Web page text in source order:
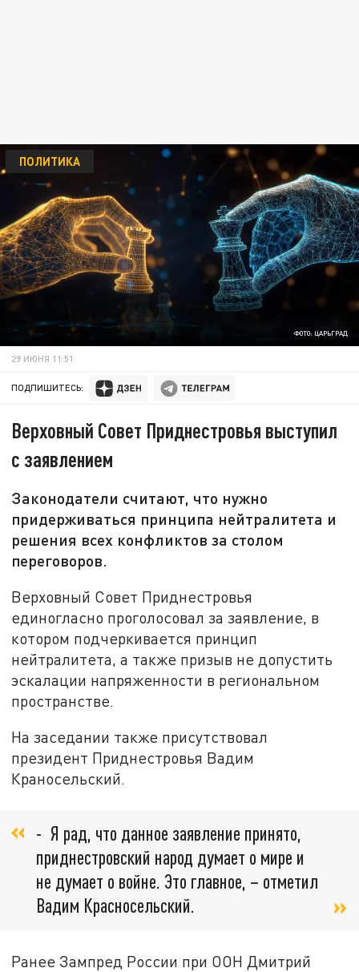
ФОТО: ЦАРЬГРАД
ПОЛИТИКА
29 ИЮНЯ 11:51
ПОДПИШИТЕСЬ:
Верховный Совет Приднестровья выступил
с заявлением
Законодатели считают, что нужно
придерживаться принципа нейтралитета и
решения всех конфликтов за столом
переговоров.
Верховный Совет Приднестровья
единогласно проголосовал за заявление, в
котором подчеркивается принцип
нейтралитета, а также призыв не допустить
эскалации напряженности в региональном
пространстве.
На заседании также присутствовал
президент Приднестровья Вадим
Краносельский.
- Я рад, что данное заявление принято,
приднестровский народ думает о мире и
не думает о войне. Это главное, – отметил
Вадим Красносельский.
Ранее Зампред России при ООН Дмитрий